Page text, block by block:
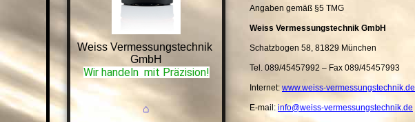
Weiss Vermessungstechnik
GmbH
Wir handeln mit Präzision!
⌂
Angaben gemäß §5 TMG
Weiss Vermessungstechnik GmbH
Schatzbogen 58, 81829 München
Tel. 089/45457992 – Fax 089/45457993
Internet: www.weiss-vermessungstechnik.de
E-mail: info@weiss-vermessungstechnik.de